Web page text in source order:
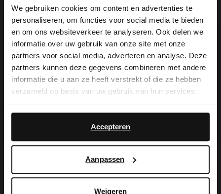
We gebruiken cookies om content en advertenties te
personaliseren, om functies voor social media te bieden
en om ons websiteverkeer te analyseren. Ook delen we
informatie over uw gebruik van onze site met onze
partners voor social media, adverteren en analyse. Deze
partners kunnen deze gegevens combineren met andere
informatie die u aan ze heeft verstrekt of die ze hebben
verzameld op basis van uw gebruik van hun services.
Accepteren
Aanpassen
Weigeren
Produktbeschreibung
Schwarze Ledersneaker mit
bordeauxroten Details und Veloursleder-
Einsätzen der Marke No Stress. Die
Sneaker haben eine braune 3 cm dicke
Sohle und ein goldfarbenes Detail auf der
Rückseite. Als Schuhpflege empfehlen wir
×
View this website in English?
It looks like your language isn't Dutch. Would
you like to switch to English?
English